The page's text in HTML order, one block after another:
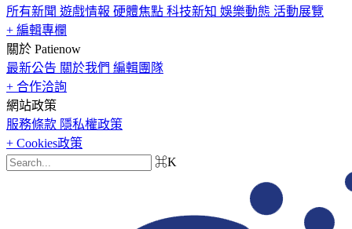
所有新聞 遊戲情報 硬體焦點 科技新知 娛樂動態 活動展覽
+ 編輯專欄
關於 Patienow
最新公告 關於我們 編輯團隊
+ 合作洽詢
網站政策
服務條款 隱私權政策
+ Cookies政策
⌘K